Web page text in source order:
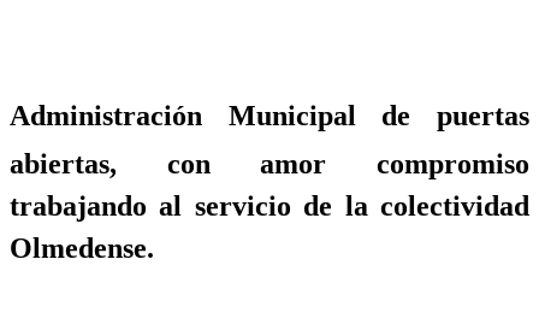
Administración Municipal de puertas
abiertas, con amor compromiso
trabajando al servicio de la colectividad
Olmedense.